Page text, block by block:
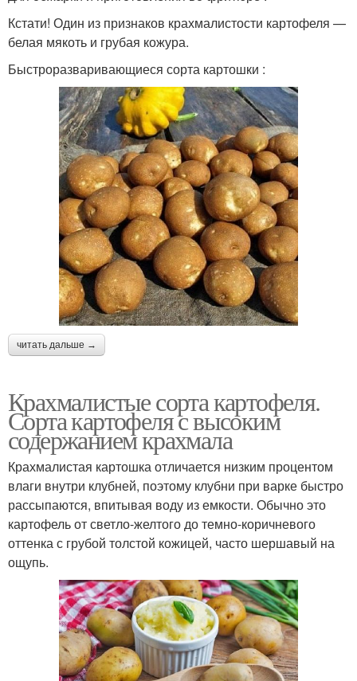
Кстати! Один из признаков крахмалистости картофеля —
белая мякоть и грубая кожура.
Быстроразваривающиеся сорта картошки :
читать дальше →
Крахмалистые сорта картофеля.
Сорта картофеля с высоким
содержанием крахмала
Крахмалистая картошка отличается низким процентом
влаги внутри клубней, поэтому клубни при варке быстро
рассыпаются, впитывая воду из емкости. Обычно это
картофель от светло-желтого до темно-коричневого
оттенка с грубой толстой кожицей, часто шершавый на
ощупь.